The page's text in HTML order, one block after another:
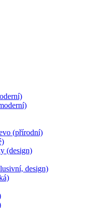
(přírodní)
(design)
design)